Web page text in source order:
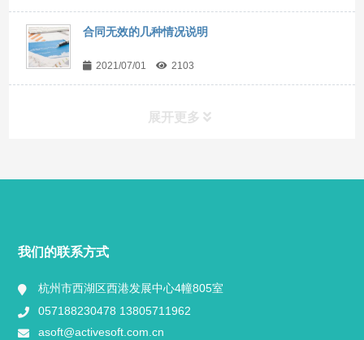
合同无效的几种情况说明
2021/07/01 2103
展开更多
用户案例
我们的联系方式
杭州市西湖区西港发展中心4幢805室
057188230478 13805711962
asoft@activesoft.com.cn